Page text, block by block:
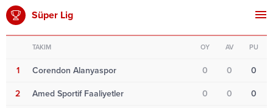
Süper Lig
TAKIM OY AV PU
1 Corendon Alanyaspor 0 0 0
2 Amed Sportif Faaliyetler 0 0 0